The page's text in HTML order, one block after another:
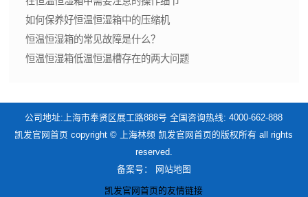
如何保养好恒温恒湿箱中的压缩机
恒温恒湿箱的常见故障是什么？
恒温恒湿箱低温恒温槽存在的两大问题
公司地址:上海市奉贤区展工路888号 全国咨询热线: 4000-662-888
凯发官网首页 copyright © 上海林频 凯发官网首页的版权所有 all rights
reserved.
备案号：
网站地图
凯发官网首页的友情链接